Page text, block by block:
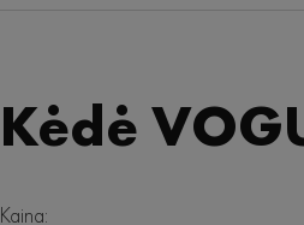
Kėdė
Kaina: